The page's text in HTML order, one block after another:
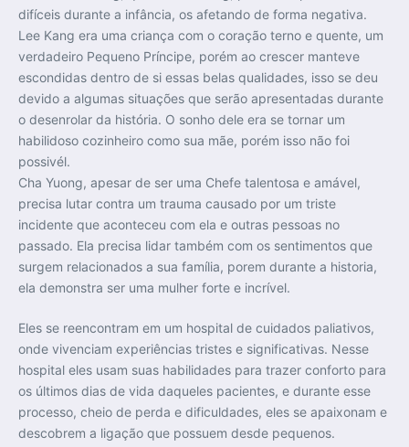
difíceis durante a infância, os afetando de forma negativa.
Lee Kang era uma criança com o coração terno e quente, um
verdadeiro Pequeno Príncipe, porém ao crescer manteve
escondidas dentro de si essas belas qualidades, isso se deu
devido a algumas situações que serão apresentadas durante
o desenrolar da história. O sonho dele era se tornar um
habilidoso cozinheiro como sua mãe, porém isso não foi
possivél.
Cha Yuong, apesar de ser uma Chefe talentosa e amável,
precisa lutar contra um trauma causado por um triste
incidente que aconteceu com ela e outras pessoas no
passado. Ela precisa lidar também com os sentimentos que
surgem relacionados a sua família, porem durante a historia,
ela demonstra ser uma mulher forte e incrível.
Eles se reencontram em um hospital de cuidados paliativos,
onde vivenciam experiências tristes e significativas. Nesse
hospital eles usam suas habilidades para trazer conforto para
os últimos dias de vida daqueles pacientes, e durante esse
processo, cheio de perda e dificuldades, eles se apaixonam e
descobrem a ligação que possuem desde pequenos.